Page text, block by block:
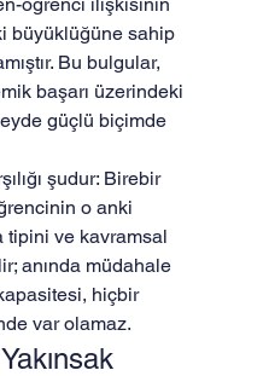
büyüklüğüne sahip
Bu bulgular,
başarı üzerindeki
güçlü biçimde
şudur: Birebir
o anki
tipini ve kavramsal
anında müdahale
hiçbir
var olamaz.